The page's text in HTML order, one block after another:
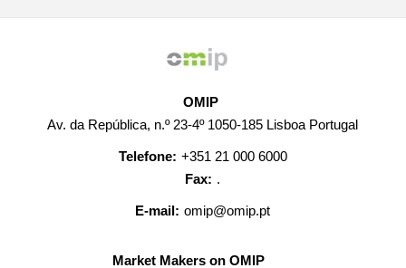
OMIP
Av. da República, n.º 23-4º 1050-185 Lisboa Portugal
Telefone: +351 21 000 6000
Fax: .
E-mail: omip@omip.pt
Market Makers on OMIP